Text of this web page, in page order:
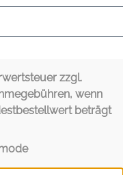
zzgl.
wenn
beträgt